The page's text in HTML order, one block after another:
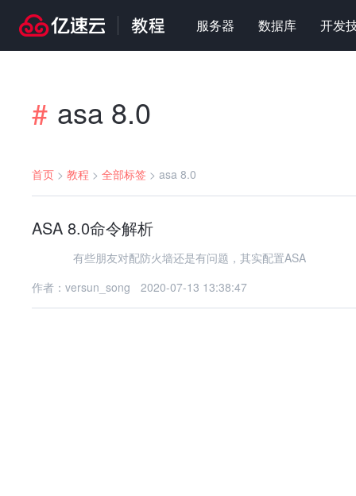
服务器 数据库 开发
# asa 8.0
首页 > 教程 > 全部标签 > asa 8.0
ASA 8.0命令解析
有些朋友对配防火墙还是有问题，其实配置ASA
作者：versun_song
2020-07-13 13:38:47